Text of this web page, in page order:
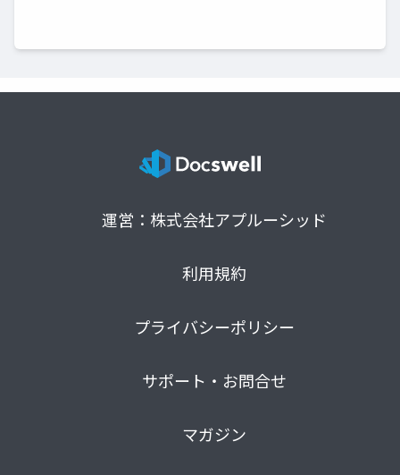
運営：株式会社アプルーシッド
利用規約
プライバシーポリシー
サポート・お問合せ
マガジン